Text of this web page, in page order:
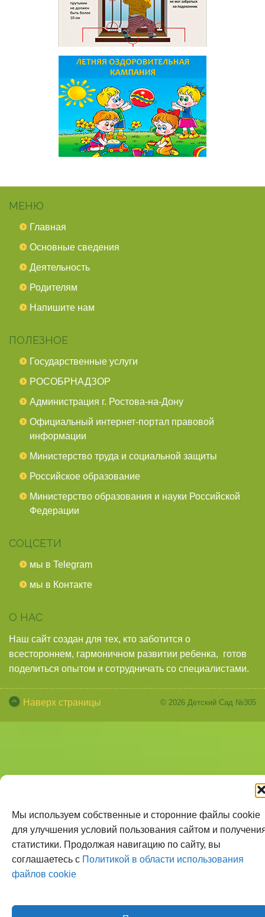
Мы используем собственные и сторонние файлы cookie
для улучшения условий пользования сайтом и
статистики. Продолжая навигацию по сайту, вы
соглашаетесь с Политикой в области использования
файлов cookie
МЕНЮ
Главная
Основные сведения
Деятельность
Родителям
Напишите нам
ПОЛЕЗНОЕ
Государственные услуги
РОСОБРНАДЗОР
Администрация г. Ростова-на-Дону
Официальный интернет-портал правовой
информации
Министерство труда и социальной защиты
Российское образование
Министерство образования и науки Российской
Федерации
СОЦСЕТИ
мы в Telegram
мы в Контакте
О НАС
Наш сайт создан для тех, кто заботится о
всестороннем, гармоничном развитии ребенка, готов
поделиться опытом и сотрудничать со специалистами.
Наверх страницы © 2026 Детский Сад №305